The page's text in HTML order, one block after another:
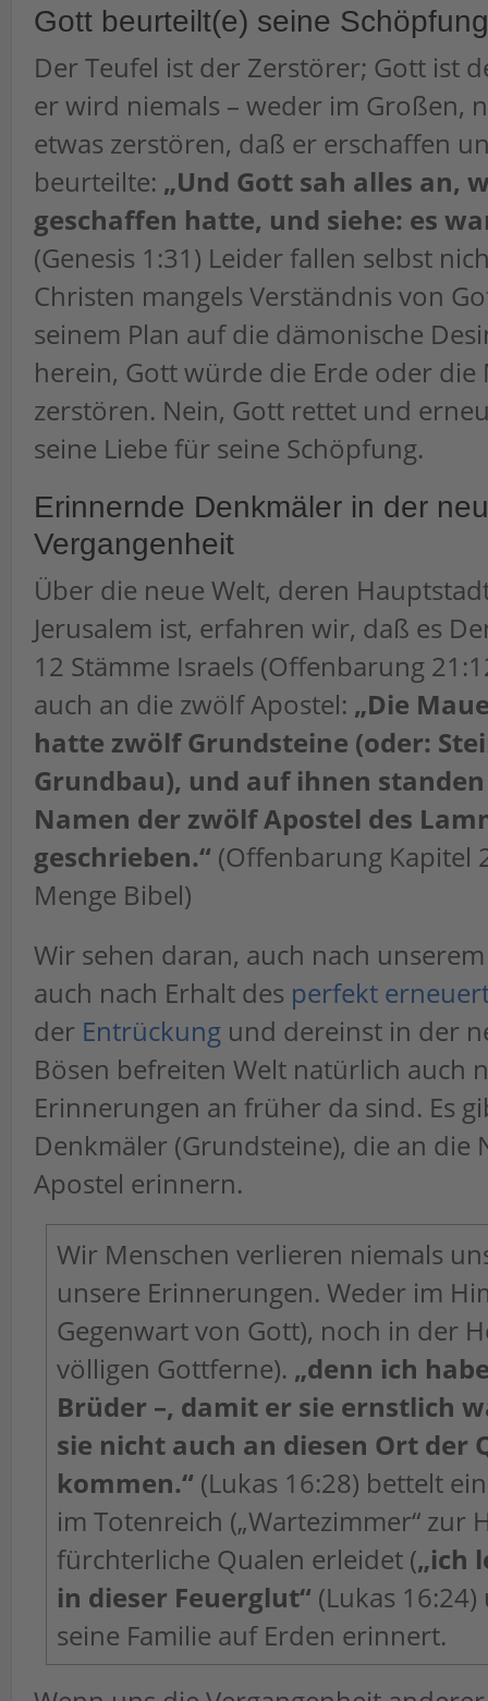
Gott beurteilt(e) seine
Der Teufel ist der Zerstörer; Gott ist
er wird niemals – weder im Großen,
etwas zerstören, daß er erschaffen
beurteilte: „Und Gott sah alles an,
geschaffen hatte, und siehe: es
(Genesis 1:31) Leider fallen selbst
Christen mangels Verständnis von
seinem Plan auf die dämonische
herein, Gott würde die Erde oder die
zerstören. Nein, Gott rettet und
seine Liebe für seine Schöpfung.
Erinnernde Denkmäler in der
Vergangenheit
Über die neue Welt, deren
Jerusalem ist, erfahren wir, daß es
12 Stämme Israels (Offenbarung
auch an die zwölf Apostel: „Die
hatte zwölf Grundsteine (oder:
Grundbau), und auf ihnen
Namen der zwölf Apostel des
geschrieben.“ (Offenbarung Kapitel
Menge Bibel)
Wir sehen daran, auch nach
auch nach Erhalt des perfekt
der Entrückung und dereinst in der
Bösen befreiten Welt natürlich auch
Erinnerungen an früher da sind. Es
Denkmäler (Grundsteine), die an die
Apostel erinnern.
Wir Menschen verlieren niemals
unsere Erinnerungen. Weder im
Gegenwart von Gott), noch in der
völligen Gottferne). „denn ich
Brüder –, damit er sie ernstlich
sie nicht auch an diesen Ort der
kommen.“ (Lukas 16:28) bettelt
im Totenreich („Wartezimmer“ zur
fürchterliche Qualen erleidet („ich
in dieser Feuerglut“ (Lukas
seine Familie auf Erden erinnert.